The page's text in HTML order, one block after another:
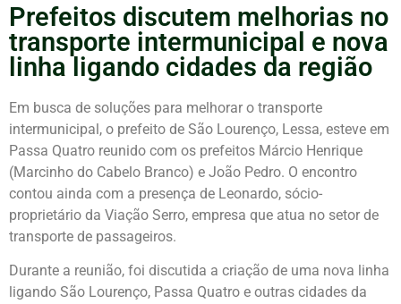
Prefeitos discutem melhorias no
transporte intermunicipal e nova
linha ligando cidades da região
Em busca de soluções para melhorar o transporte
intermunicipal, o prefeito de São Lourenço, Lessa, esteve em
Passa Quatro reunido com os prefeitos Márcio Henrique
(Marcinho do Cabelo Branco) e João Pedro. O encontro
contou ainda com a presença de Leonardo, sócio-
proprietário da Viação Serro, empresa que atua no setor de
transporte de passageiros.
Durante a reunião, foi discutida a criação de uma nova linha
ligando São Lourenço, Passa Quatro e outras cidades da